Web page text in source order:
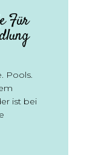
Für
Pools.
ist bei